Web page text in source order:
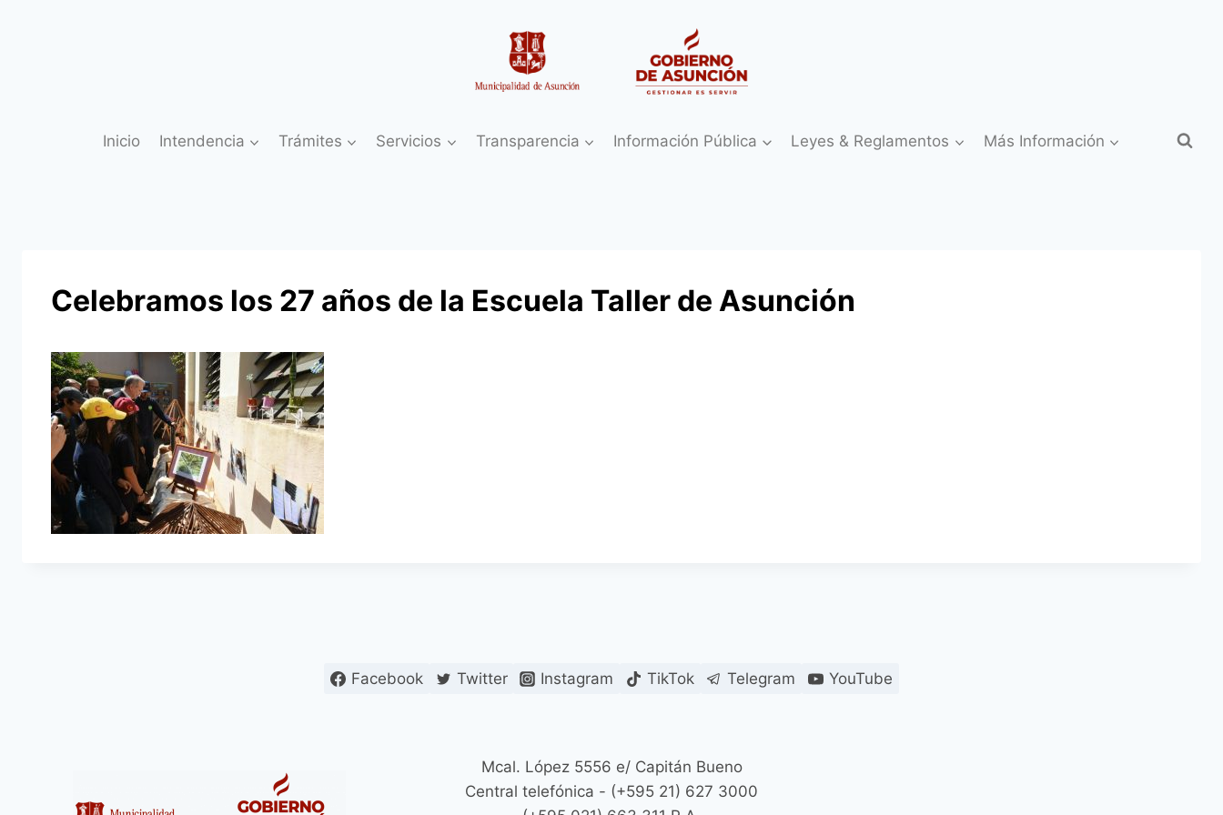
Inicio Intendencia Trámites Servicios Transparencia Información Pública Leyes & Reglamentos Más Información
Celebramos los 27 años de la Escuela Taller de Asunción
Facebook Twitter Instagram TikTok Telegram YouTube
Mcal. López 5556 e/ Capitán Bueno
Central telefónica - (+595 21) 627 3000